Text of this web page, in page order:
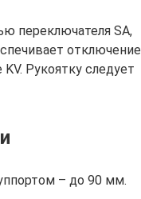
переключателя SA,
отключение
Рукоятку следует
– до 90 мм.